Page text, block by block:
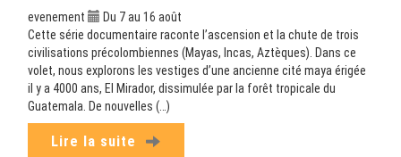
evenement
Du 7 au 16 août
Cette série documentaire raconte l’ascension et la chute de trois
civilisations précolombiennes (Mayas, Incas, Aztèques). Dans ce
volet, nous explorons les vestiges d’une ancienne cité maya érigée
il y a 4000 ans, El Mirador, dissimulée par la forêt tropicale du
Guatemala. De nouvelles (…)
Lire la suite